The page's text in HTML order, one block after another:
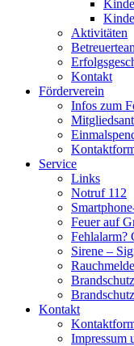
Aktivitäten
Kontakt
Förderverein
Infos zum
Service
Links
Notruf 112
Feuer auf
Fehlalarm?
Sirene –
Kontakt
Impressum